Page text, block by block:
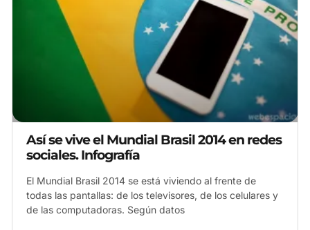
Así se vive el Mundial Brasil 2014 en redes
sociales. Infografía
El Mundial Brasil 2014 se está viviendo al frente de
todas las pantallas: de los televisores, de los celulares y
de las computadoras. Según datos